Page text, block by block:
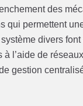
des
qui permettent
divers
l’aide de
gestion